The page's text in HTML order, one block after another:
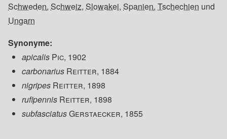
Schweden, Schweiz, Slowakei, Spanien, Tschechien und
Ungarn
Synonyme
apicalis Pic, 1902
carbonarius Reitter, 1884
nigripes Reitter, 1898
rufipennis Reitter, 1898
subfasciatusGerstaecker, 1855